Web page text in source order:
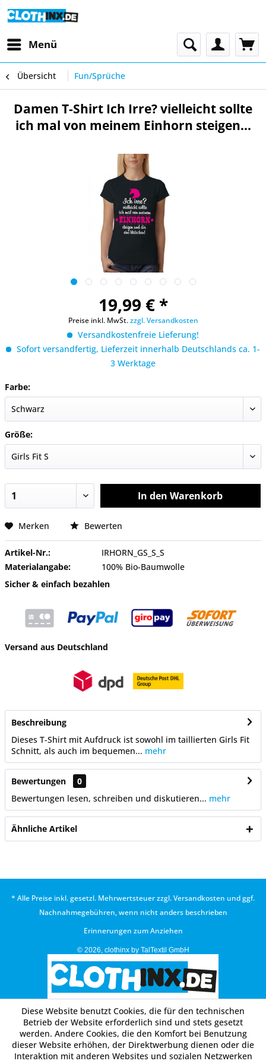
Menü
Übersicht Fun/Sprüche
Damen T-Shirt Ich Irre? vielleicht sollte
ich mal von meinem Einhorn steigen...
19,99 € *
Preise inkl. MwSt.zzgl. Versandkosten
Versandkostenfreie Lieferung!
Sofort versandfertig, Lieferzeit innerhalb Deutschlands ca. 1-
3 Werktage
Farbe:
Größe:
In den Warenkorb
Merken Bewerten
Artikel-Nr.:
IRHORN_GS_S_S
Materialangabe:
100% Bio-Baumwolle
Sicher & einfach bezahlen
Versand aus Deutschland
Beschreibung
Dieses T-Shirt mit Aufdruck ist sowohl im taillierten Girls Fit
Schnitt, als auch im bequemen... mehr
Bewertungen
0
Bewertungen lesen, schreiben und diskutieren... mehr
Ähnliche Artikel
* Alle Preise inkl. gesetzl. Mehrwertsteuer zzgl.Versandkosten und ggf.
Nachnahmegebühren, wenn nicht anders beschrieben
Erinnerungen zum Anziehen
© 2026, clothinx by TalTextil GmbH
Diese Website benutzt Cookies, die für den technischen
Betrieb der Website erforderlich sind und stets gesetzt
werden. Andere Cookies, die den Komfort bei Benutzung
dieser Website erhöhen, der Direktwerbung dienen oder die
Interaktion mit anderen Websites und sozialen Netzwerken